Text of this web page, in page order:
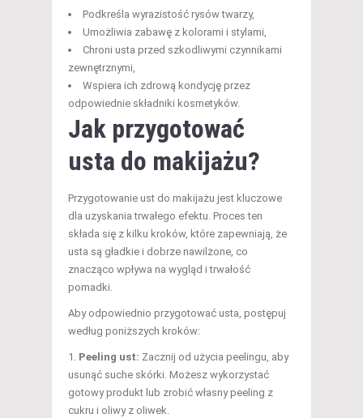
Podkreśla wyrazistość rysów twarzy,
Umożliwia zabawę z kolorami i stylami,
Chroni usta przed szkodliwymi czynnikami
zewnętrznymi,
Wspiera ich zdrową kondycję przez
odpowiednie składniki kosmetyków.
Jak przygotować
usta do makijażu?
Przygotowanie ust do makijażu jest kluczowe
dla uzyskania trwałego efektu. Proces ten
składa się z kilku kroków, które zapewniają, że
usta są gładkie i dobrze nawilżone, co
znacząco wpływa na wygląd i trwałość
pomadki.
Aby odpowiednio przygotować usta, postępuj
według poniższych kroków:
Peeling ust: Zacznij od użycia peelingu, aby
usunąć suche skórki. Możesz wykorzystać
gotowy produkt lub zrobić własny peeling z
cukru i oliwy z oliwek.